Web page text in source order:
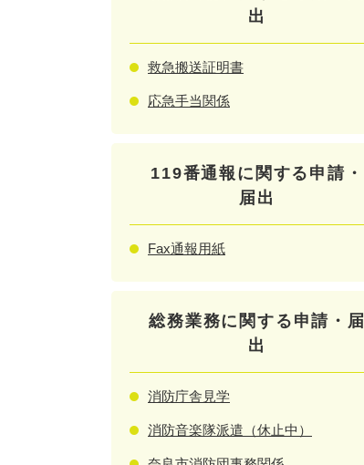
出
救急搬送証明書
応急手当関係
119番通報に関する申請・
届出
Fax通報用紙
総務業務に関する申請・届
出
消防庁舎見学
消防音楽隊派遣（休止中）